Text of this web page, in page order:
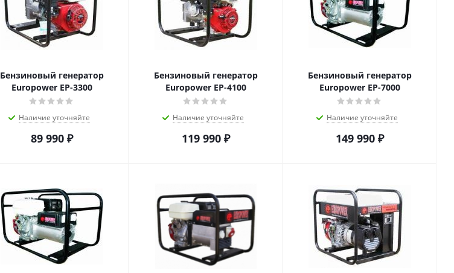
Бензиновый генератор
Europower EP-3300
Наличие уточняйте
89 990₽
Бензиновый генератор
Europower EP-4100
Наличие уточняйте
119 990₽
Бензиновый генератор
Europower EP-7000
Наличие уточняйте
149 990₽